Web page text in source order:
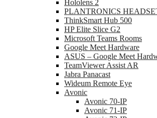
Hololens 2
PLANTRONICS
ThinkSmart Hub 500
HP Elite Slice G2
Microsoft Teams Rooms
Google Meet Hardware
ASUS – Google Meet
TeamViewer Assist AR
Jabra Panacast
Wideum Remote Eye
Avonic
Avonic 70-IP
Avonic 71-IP